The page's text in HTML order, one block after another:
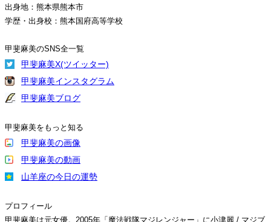
出身地：熊本県熊本市
学歴・出身校：熊本国府高等学校
甲斐麻美のSNS全一覧
甲斐麻美X(ツイッター)
甲斐麻美インスタグラム
甲斐麻美ブログ
甲斐麻美をもっと知る
甲斐麻美の画像
甲斐麻美の動画
山羊座の今日の運勢
プロフィール
甲斐麻美は元女優。2005年「魔法戦隊マジレンジャー」に小津麗 / マジブ